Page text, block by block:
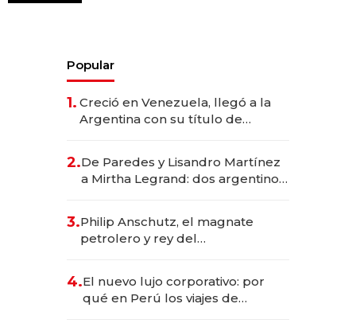
Popular
1. Creció en Venezuela, llegó a la
Argentina con su título de
las marcas "fast premium"
2.De Paredes y Lisandro Martínez
a Mirtha Legrand: dos argentinos
3.Philip Anschutz, el magnate
petrolero y rey del
Fénix
4.El nuevo lujo corporativo: por
qué en Perú los viajes de